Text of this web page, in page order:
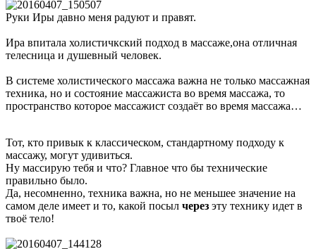
Руки Иры давно меня радуют и правят.
Ира впитала холистичкский подход в массаже,она отличная
телесница и душевный человек.
В системе холистического массажа важна не только массажная
техника, но и состояние массажиста во время массажа, то
пространство которое массажист создаёт во время массажа…
Тот, кто привык к классическом, стандартному подходу к
массажу, могут удивиться.
Ну массирую тебя и что? Главное что бы технические
правильно было.
Да, несомненно, техника важна, но не меньшее значение на
самом деле имеет и то, какой посыл через эту технику идет в
твоё тело!